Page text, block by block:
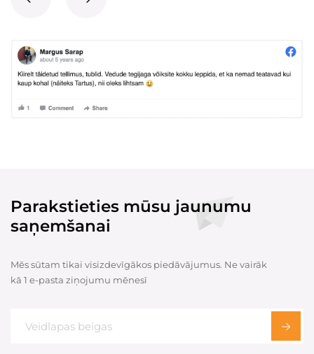
Parakstieties mūsu jaunumu
saņemšanai
Mēs sūtam tikai visizdevīgākos piedāvājumus. Ne vairāk
kā 1 e-pasta ziņojumu mēnesī